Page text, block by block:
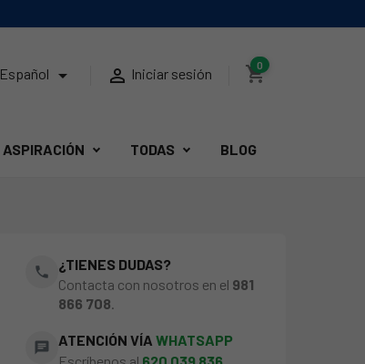
Español   Iniciar sesión shopping_cart
0
ASPIRACIÓN TODAS BLOG
phone
¿TIENES DUDAS?
Contacta con nosotros en el 981
866 708.
chat ATENCIÓN VÍAWHATSAPP